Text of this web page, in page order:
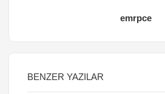
emrpce
BENZER YAZILAR